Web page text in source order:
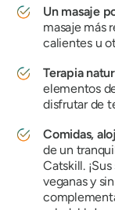
Un masaje
masaje más
calientes u
Terapia
elementos
disfrutar de
Comidas,
de un
Catskill.
veganas y